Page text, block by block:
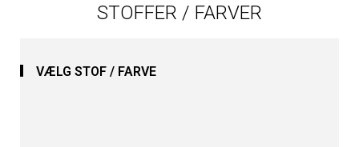
STOFFER / FARVER
VÆLG STOF / FARVE